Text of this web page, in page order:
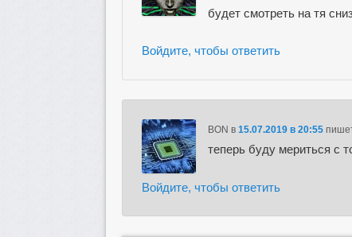
будет смотреть на тя
Войдите, чтобы ответить
BON в15.07.2019 в 20:55
теперь буду мериться с
Войдите, чтобы ответить